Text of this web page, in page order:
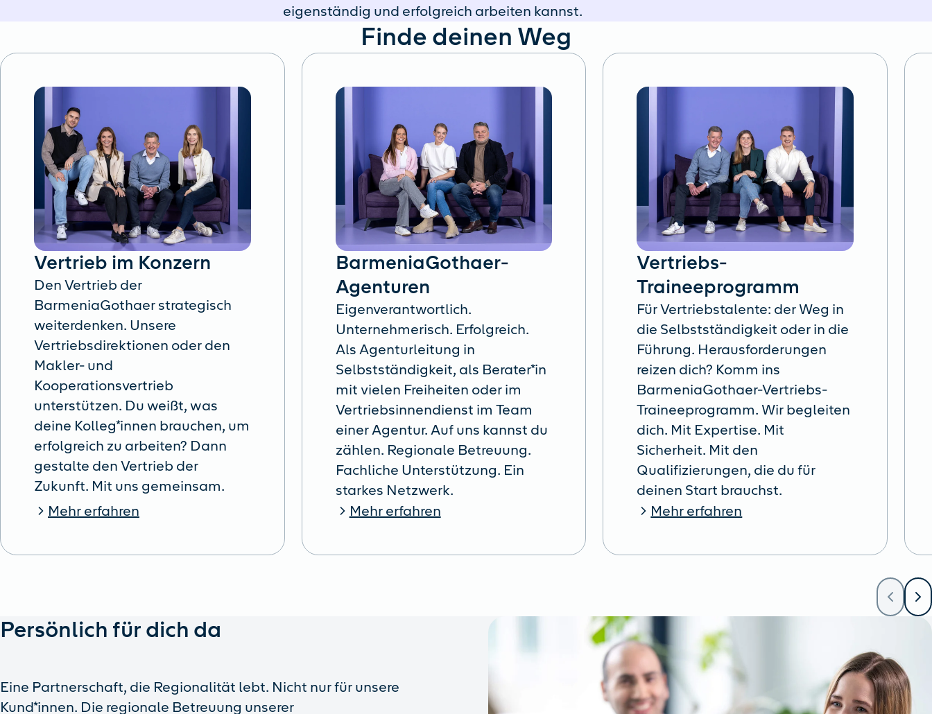
eigenständig und erfolgreich arbeiten kannst.
Finde deinen Weg
Vertrieb im Konzern
Den Vertrieb der
BarmeniaGothaer strategisch
weiterdenken. Unsere
Vertriebsdirektionen oder den
Makler- und
Kooperationsvertrieb
unterstützen. Du weißt, was
deine Kolleg*innen brauchen, um
erfolgreich zu arbeiten? Dann
gestalte den Vertrieb der
Zukunft. Mit uns gemeinsam.
Mehr erfahren
BarmeniaGothaer-
Agenturen
Eigenverantwortlich.
Unternehmerisch. Erfolgreich.
Als Agenturleitung in
Selbstständigkeit, als Berater*in
mit vielen Freiheiten oder im
Vertriebsinnendienst im Team
einer Agentur. Auf uns kannst du
zählen. Regionale Betreuung.
Fachliche Unterstützung. Ein
starkes Netzwerk.
Mehr erfahren
Vertriebs-
Traineeprogramm
Für Vertriebstalente: der Weg in
die Selbstständigkeit oder in die
Führung. Herausforderungen
reizen dich? Komm ins
BarmeniaGothaer-Vertriebs-
Traineeprogramm. Wir begleiten
dich. Mit Expertise. Mit
Sicherheit. Mit den
Qualifizierungen, die du für
deinen Start brauchst.
Mehr erfahren
Persönlich für dich da
Eine Partnerschaft, die Regionalität lebt. Nicht nur für unsere
Kund*innen. Die regionale Betreuung unserer